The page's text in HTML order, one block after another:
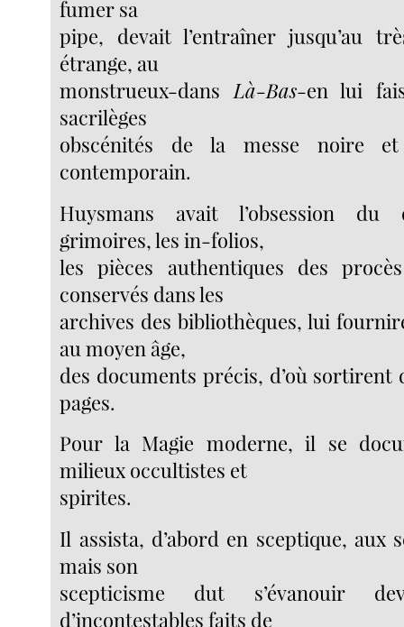
fumer sa
pipe, devait l’entraîner jusqu’au
étrange, au
monstrueux-dans Là-Bas-en lui
sacrilèges
obscénités de la messe noire
contemporain.
Huysmans avait l’obsession du
grimoires, les in-folios,
les pièces authentiques des
conservés dans les
archives des bibliothèques, lui
au moyen âge,
des documents précis, d’où sortirent
pages.
Pour la Magie moderne, il se
milieux occultistes et
spirites.
Il assista, d’abord en sceptique, aux
mais son
scepticisme dut s’évanouir
d’incontestables faits de